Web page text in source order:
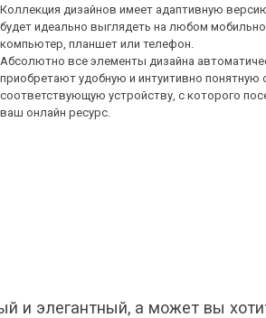
Коллекция дизайнов имеет адаптивную
будет идеально выглядеть на любом
компьютер, планшет или телефон.
Абсолютно все элементы дизайна
приобретают удобную и интуитивно понятную
соответствующую устройству, с которого
ваш онлайн ресурс.
и элегантный, а может вы